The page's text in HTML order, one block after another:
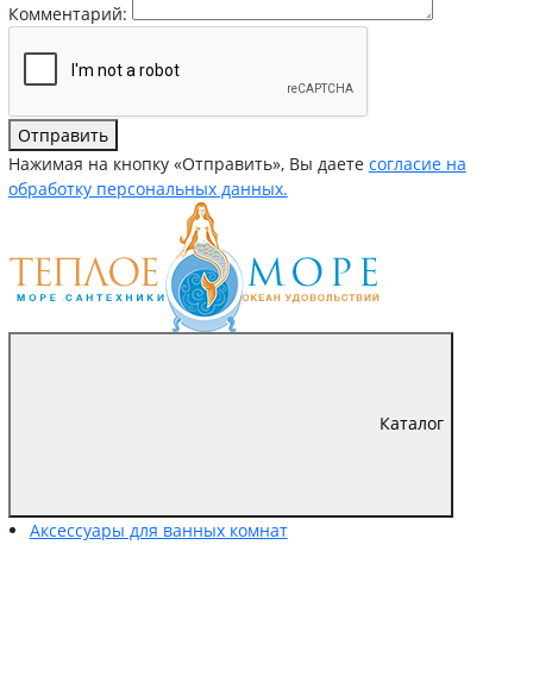
Комментарий:
Отправить
Нажимая на кнопку «Отправить», Вы даете согласие на
обработку персональных данных.
Каталог
Аксессуары для ванных комнат